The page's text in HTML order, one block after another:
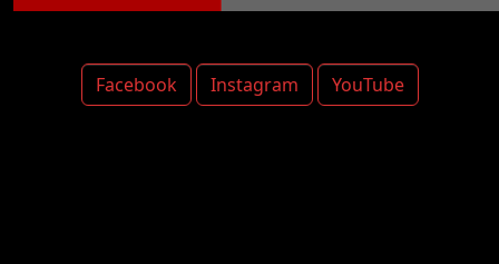
Facebook Instagram YouTube